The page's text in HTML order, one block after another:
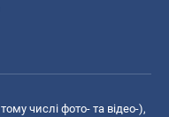
числі фото- та відео-),